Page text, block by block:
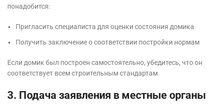
понадобится:
Пригласить специалиста для оценки состояния домика
Получить заключение о соответствии постройки нормам
Если домик был построен самостоятельно, убедитесь, что он
соответствует всем строительным стандартам.
3. Подача заявления в местные органы